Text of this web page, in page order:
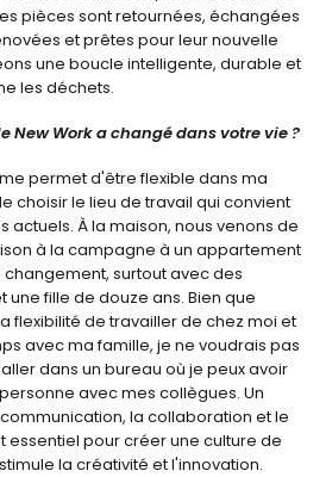
pièces sont retournées, échangées
et prêtes pour leur nouvelle
une boucle intelligente, durable et
les déchets.
New Work a changé dans votre vie ?
permet d'être flexible dans ma
choisir le lieu de travail qui convient
actuels. À la maison, nous venons de
à la campagne à un appartement
changement, surtout avec des
une fille de douze ans. Bien que
flexibilité de travailler de chez moi et
avec ma famille, je ne voudrais pas
dans un bureau où je peux avoir
avec mes collègues. Un
la collaboration et le
pour créer une culture de
la créativité et l'innovation.